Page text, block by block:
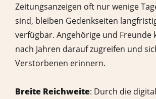
Zeitungsanzeigen oft nur wenige
sind, bleiben Gedenkseiten
verfügbar. Angehörige und Freunde
nach Jahren darauf zugreifen und
Verstorbenen erinnern.
Breite Reichweite: Durch die